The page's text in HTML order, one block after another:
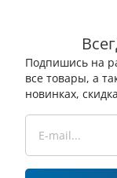
Подпишись на
все товары, а
новинках,